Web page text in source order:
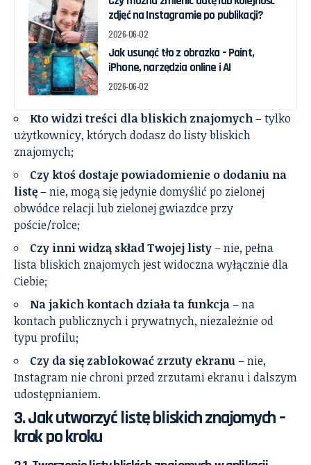
zdjęć na Instagramie po publikacji?
2026-06-02
Jak usunąć tło z obrazka – Paint,
iPhone, narzędzia online i AI
2026-06-02
Kto widzi treści dla bliskich znajomych– tylko
użytkownicy, których dodasz do listy bliskich
znajomych;
Czy ktoś dostaje powiadomienie o dodaniu na
listę– nie, mogą się jedynie domyślić po zielonej
obwódce relacji lub zielonej gwiazdce przy
poście/rolce;
Czy inni widzą skład Twojej listy– nie, pełna
lista bliskich znajomych jest widoczna wyłącznie dla
Ciebie;
Na jakich kontach działa ta funkcja– na
kontach publicznych i prywatnych, niezależnie od
typu profilu;
Czy da się zablokować zrzuty ekranu– nie,
Instagram nie chroni przed zrzutami ekranu i dalszym
udostępnianiem.
3. Jak utworzyć listę bliskich znajomych –
krok po kroku